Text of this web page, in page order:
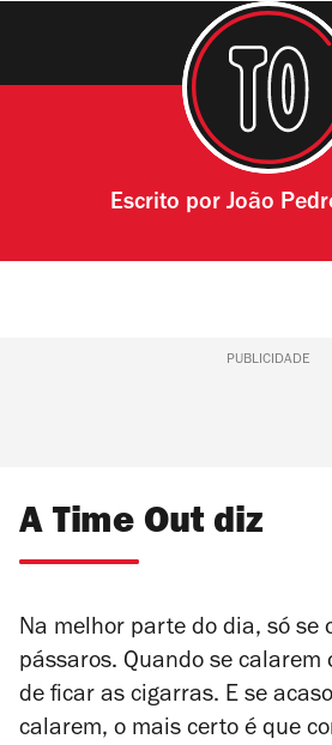
Escrito porJoão
PUBLICIDADE
A Time Out diz
Na melhor parte do dia, só se
pássaros. Quando se calarem
de ficar as cigarras. E se
calarem, o mais certo é que